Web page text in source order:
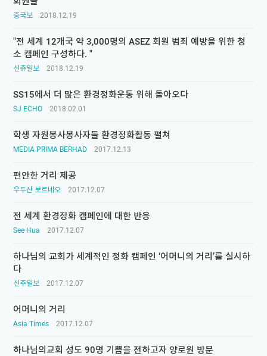
중국보 2018.12.19
"전 세계 12개국 약 3,000명의 ASEZ 회원 범죄 예방을 위한 청
소 캠페인 구성하다. "
신츄일보 2018.12.19
SS15에서 더 많은 환경정화운동 위해 돌아오다
SJ ECHO 2018.02.01
학생 자원봉사봉사자들 환경정화활동 펼쳐
MEDIA PRIMA BERHAD 2017.12.13
편안한 거리 제공
우두산 보르네오 2017.12.07
전 세계 환경정화 캠페인에 대한 반응
See Hua 2017.12.07
하나님의 교회가 세계적인 정화 캠페인 ‘어머니의 거리’를 실시하
다
신주일보 2017.12.07
어머니의 거리
Asia Times 2017.12.07
하나님의교회 성도 90명 기쁨을 전하고자 양로원 방문